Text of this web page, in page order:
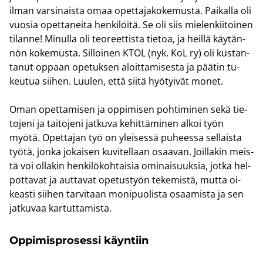
ilman var­si­nais­ta omaa opet­ta­ja­ko­ke­mus­ta. Pai­kal­la oli
vuo­sia opet­ta­nei­ta hen­ki­löi­tä. Se oli siis mie­len­kii­toi­nen
ti­lan­ne! Mi­nul­la oli teo­reet­tis­ta tie­toa, ja heil­lä käy­tän­
nön ko­ke­mus­ta. Sil­loi­nen KTOL (nyk. KoL ry) oli kus­tan­
ta­nut op­paan ope­tuk­sen aloit­ta­mi­ses­ta ja pää­tin tu­
keu­tua sii­hen. Luu­len, että siitä hyö­tyi­vät monet.
Oman opet­ta­mi­sen ja op­pi­mi­sen poh­ti­mi­nen sekä tie­
to­je­ni ja tai­to­je­ni jat­ku­va ke­hit­tä­mi­nen alkoi työn
myötä. Opet­ta­jan työ on ylei­ses­sä pu­hees­sa sel­lais­ta
työtä, jonka jo­kai­sen ku­vi­tel­laan osaa­van. Joil­la­kin meis­
tä voi ol­la­kin hen­ki­lö­koh­tai­sia omi­nai­suuk­sia, jotka hel­
pot­ta­vat ja aut­ta­vat ope­tus­työn te­ke­mis­tä, mutta oi­
keas­ti sii­hen tar­vi­taan mo­ni­puo­lis­ta osaa­mis­ta ja sen
jat­ku­vaa kar­tut­ta­mis­ta.
Op­pi­mis­pro­ses­si käyn­tiin